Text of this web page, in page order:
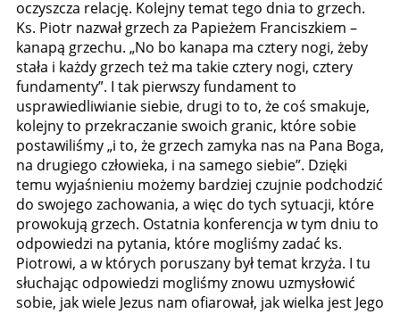
oczyszcza relację. Kolejny temat tego dnia to grzech.
Ks. Piotr nazwał grzech za Papieżem Franciszkiem –
kanapą grzechu. „No bo kanapa ma cztery nogi, żeby
stała i każdy grzech też ma takie cztery nogi, cztery
fundamenty”. I tak pierwszy fundament to
usprawiedliwianie siebie, drugi to to, że coś smakuje,
kolejny to przekraczanie swoich granic, które sobie
postawiliśmy „i to, że grzech zamyka nas na Pana Boga,
na drugiego człowieka, i na samego siebie”. Dzięki
temu wyjaśnieniu możemy bardziej czujnie podchodzić
do swojego zachowania, a więc do tych sytuacji, które
prowokują grzech. Ostatnia konferencja w tym dniu to
odpowiedzi na pytania, które mogliśmy zadać ks.
Piotrowi, a w których poruszany był temat krzyża. I tu
słuchając odpowiedzi mogliśmy znowu uzmysłowić
sobie, jak wiele Jezus nam ofiarował, jak wielka jest Jego